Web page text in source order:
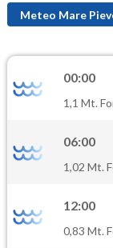
(Ozono)
(Diossido di azoto)
PM10
PM25
Meteo Mare
00:00
1,1 Mt.
06:00
1,02 Mt.
12:00
0,83 Mt.